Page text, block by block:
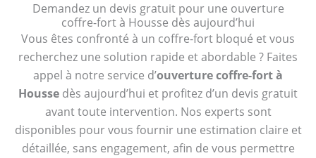
Demandez un devis gratuit pour une ouverture
coffre-fort à Housse dès aujourd’hui
Vous êtes confronté à un coffre-fort bloqué et vous
recherchez une solution rapide et abordable ? Faites
appel à notre service d’ouverture coffre-fort à
Housse dès aujourd’hui et profitez d’un devis gratuit
avant toute intervention. Nos experts sont
disponibles pour vous fournir une estimation claire et
détaillée, sans engagement, afin de vous permettre